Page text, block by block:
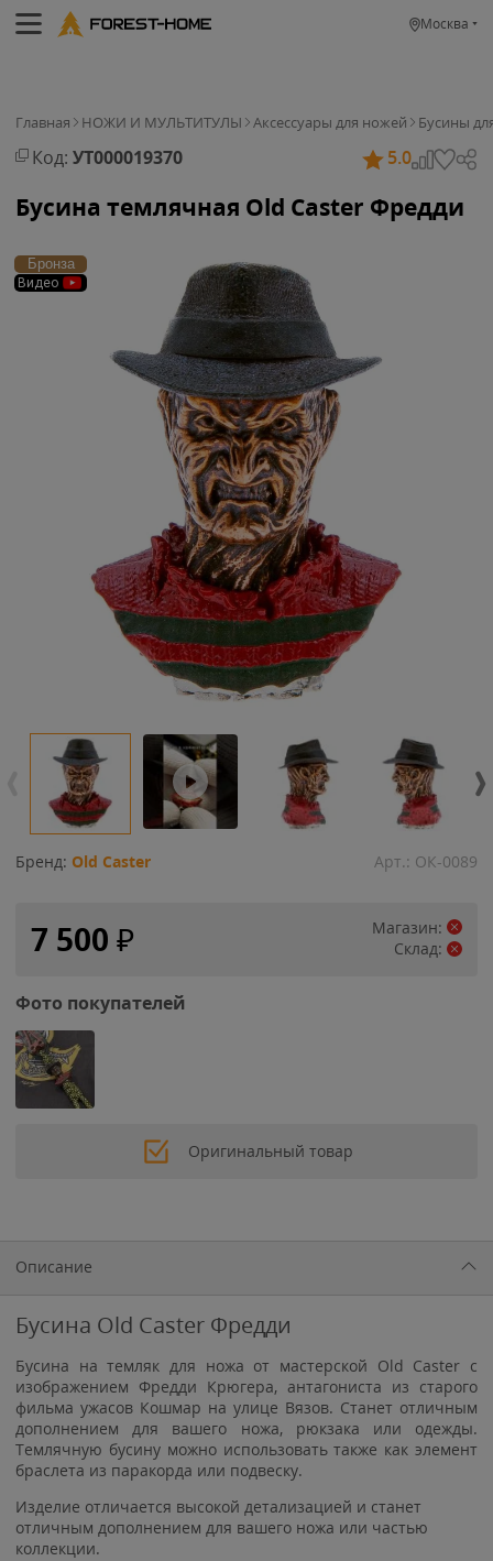
Москва
Главная НОЖИ И МУЛЬТИТУЛЫ Аксессуары для ножей Бусины
Код: УТ000019370 5.0
Бусина темлячная Old Caster Фредди
Бронза
Видео
Бренд: Old Caster Арт.: ОК-0089
7 500 ₽
Магазин:
Склад:
Фото покупателей
Оригинальный товар
Описание
Бусина Old Caster Фредди
Бусина на темляк для ножа от мастерской Old Caster с
изображением Фредди Крюгера, антагониста из старого
фильма ужасов Кошмар на улице Вязов. Станет отличным
дополнением для вашего ножа, рюкзака или одежды.
Темлячную бусину можно использовать также как элемент
браслета из паракорда или подвеску.
Изделие отличается высокой детализацией и станет
отличным дополнением для вашего ножа или частью
коллекции.